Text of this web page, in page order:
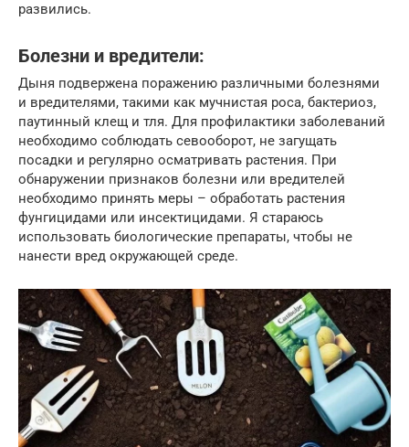
развились.
Болезни и вредители:
Дыня подвержена поражению различными болезнями
и вредителями, такими как мучнистая роса, бактериоз,
паутинный клещ и тля. Для профилактики заболеваний
необходимо соблюдать севооборот, не загущать
посадки и регулярно осматривать растения. При
обнаружении признаков болезни или вредителей
необходимо принять меры – обработать растения
фунгицидами или инсектицидами. Я стараюсь
использовать биологические препараты, чтобы не
нанести вред окружающей среде.